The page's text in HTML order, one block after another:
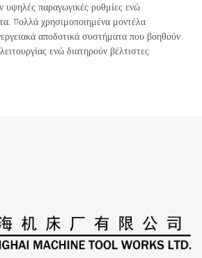
υψηλές παραγωγικές ρυθμίες ενώ
Πολλά χρησιμοποιημένα μοντέλα
αποδοτικά συστήματα που βοηθούν
ενώ διατηρούν βέλτιστες